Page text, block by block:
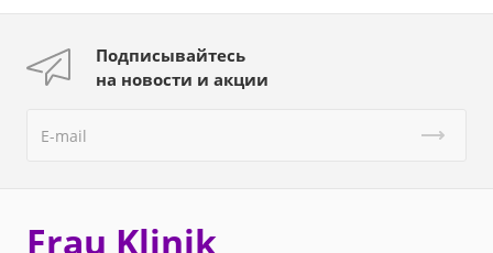
Подписывайтесь
на новости и акции
Frau Klinik